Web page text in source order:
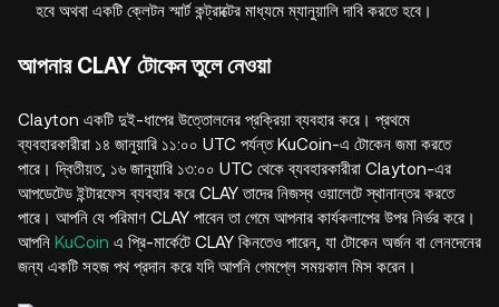
হবে অথবা একটি ক্লেটন স্মার্ট কন্ট্রাক্টের মাধ্যমে ম্যানুয়ালি দাবি করতে হবে।
আপনার CLAY টোকেন তুলে নেওয়া
Clayton একটি দুই-ধাপের উত্তোলনের প্রক্রিয়া ব্যবহার করে। প্রথমে
ব্যবহারকারীরা ১৪ জানুয়ারি ১১:০০ UTC পর্যন্ত KuCoin-এ টোকেন জমা করতে
পারে। দ্বিতীয়ত, ১৬ জানুয়ারি ১৩:০০ UTC থেকে ব্যবহারকারীরা Clayton-এর
আপডেটেড ইন্টারফেস ব্যবহার করে CLAY তাদের নিজস্ব ওয়ালেটে স্থানান্তর করতে
পারে। আপনি যে পরিমাণ CLAY পাবেন তা গেমে আপনার কার্যকলাপের উপর নির্ভর করে।
আপনি KuCoin এ প্রি-মার্কেটে CLAY কিনতেও পারেন, যা টোকেন অর্জন বা লেনদেনের
জন্য একটি সহজ পথ প্রদান করে যদি আপনি গেমপ্লে সময়কাল মিস করেন।